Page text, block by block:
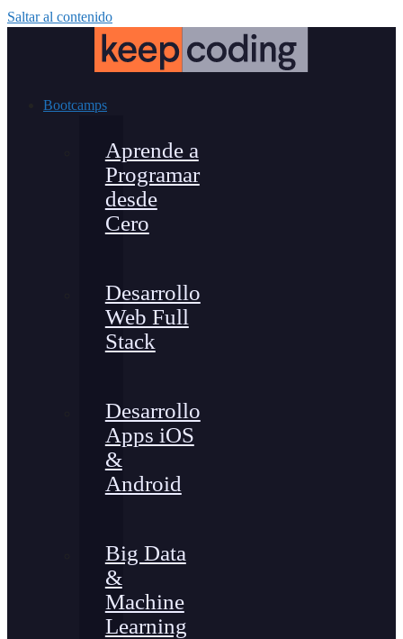
Saltar al contenido
Bootcamps
Aprende a
Programar
desde
Cero
Desarrollo
Web Full
Stack
Desarrollo
Apps iOS
&
Android
Big Data
&
Machine
Learning